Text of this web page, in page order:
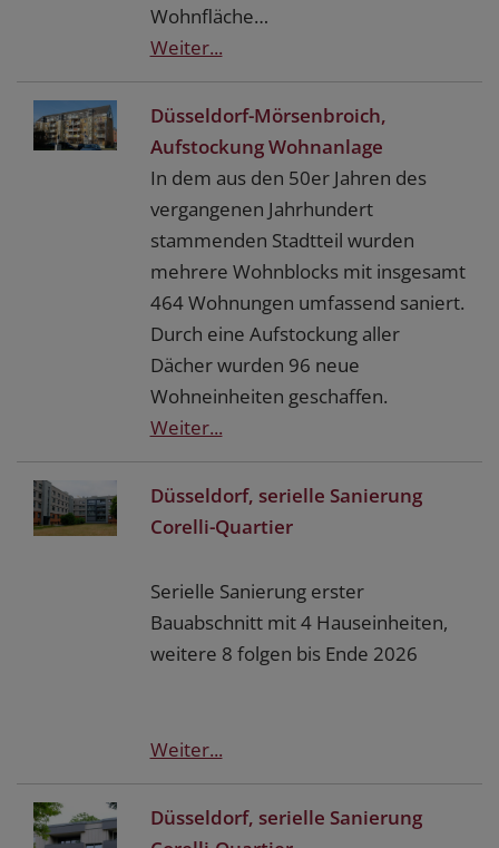
Wohnfläche…
Weiter...
Düsseldorf-Mörsenbroich,
Aufstockung Wohnanlage
In dem aus den 50er Jahren des
vergangenen Jahrhundert
stammenden Stadtteil wurden
mehrere Wohnblocks mit insgesamt
464 Wohnungen umfassend saniert.
Durch eine Aufstockung aller
Dächer wurden 96 neue
Wohneinheiten geschaffen.
Weiter...
Düsseldorf, serielle Sanierung
Corelli-Quartier
Serielle Sanierung erster
Bauabschnitt mit 4 Hauseinheiten,
weitere 8 folgen bis Ende 2026
Weiter...
Düsseldorf, serielle Sanierung